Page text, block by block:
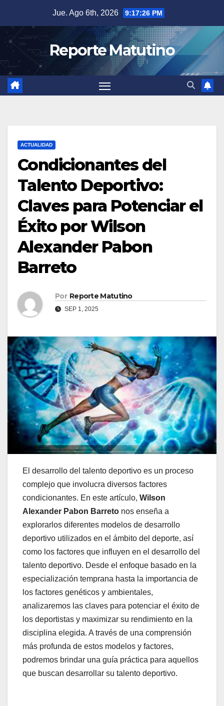
contenido
Jue. Ago 6th, 2026 9:17:27 PM
Reporte Matutino
ACTUALIDAD
Condicionantes del
Talento Deportivo:
Claves para Potenciar el
Éxito por Wilson
Alexander Pabon
Barreto
Por Reporte Matutino
SEP 1, 2025
El desarrollo del talento deportivo es un proceso
complejo que involucra diversos factores
condicionantes. En este artículo, Wilson
Alexander Pabon Barreto nos enseña a
explorarlos diferentes modelos de desarrollo
deportivo utilizados en el ámbito del deporte, así
como los factores que influyen en el desarrollo del
talento deportivo. Desde el enfoque basado en la
especialización temprana hasta la importancia de
los factores genéticos y ambientales,
analizaremos las claves para potenciar el éxito de
los deportistas y maximizar su rendimiento en la
disciplina elegida. A través de una comprensión
más profunda de estos modelos y factores,
podremos brindar una guía práctica para aquellos
que buscan desarrollar su talento deportivo.